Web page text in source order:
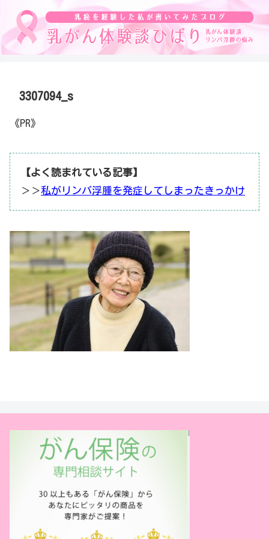
3307094_s
《PR》
【よく読まれている記事】
＞＞私がリンパ浮腫を発症してしまったきっかけ